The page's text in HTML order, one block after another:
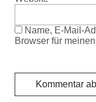
Name, E-Mail-
Browser für